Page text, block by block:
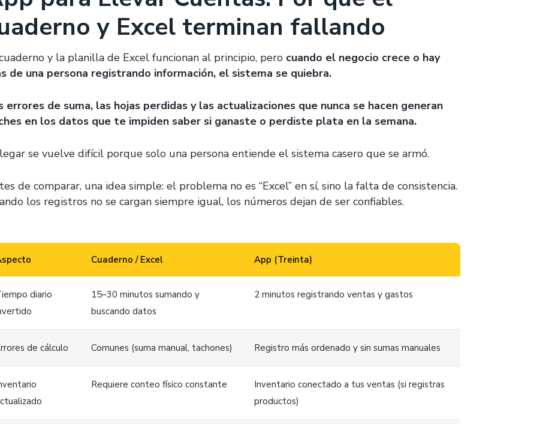
y Excel terminan fallando
y la planilla de Excel funcionan al principio, pero cuando el negocio crece o hay
de una persona registrando información, el sistema se quiebra.
errores de suma, las hojas perdidas y las actualizaciones que nunca se hacen generan
en los datos que te impiden saber si ganaste o perdiste plata en la semana.
se vuelve difícil porque solo una persona entiende el sistema casero que se armó.
de comparar, una idea simple: el problema no es “Excel” en sí, sino la falta de consistencia.
los registros no se cargan siempre igual, los números dejan de ser confiables.
Cuaderno / Excel App (Treinta)
diario
15–30 minutos sumando y
buscando datos
2 minutos registrando ventas y gastos
de cálculo Comunes (suma manual, tachones) Registro más ordenado y sin sumas manuales
Requiere conteo físico constante
Inventario conectado a tus ventas (si registras
productos)